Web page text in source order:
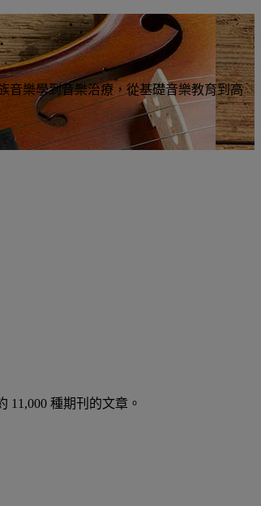
音樂學到音樂治療，從基礎音樂教育到高
11,000 種期刊的文章。